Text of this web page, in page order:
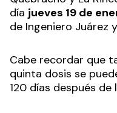
día jueves 19 de
de Ingeniero Juárez
Cabe recordar que
quinta dosis se
120 días después